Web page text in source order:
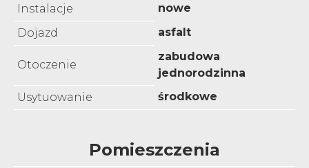
Instalacje
nowe
Dojazd
asfalt
Otoczenie
zabudowa
jednorodzinna
Usytuowanie
środkowe
Pomieszczenia